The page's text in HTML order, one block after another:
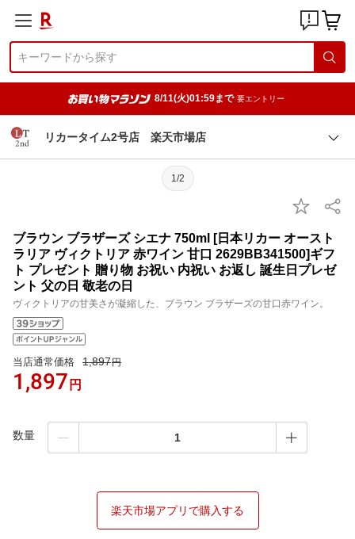
8/11(火)01:59まで 要エントリー
リカータイム2号店 楽天市場店
1/2
ブラウン ブラザーズ シエナ 750ml [日本リカー オースト
ラリア ヴィクトリア 赤ワイン 甘口 2629BB341500]ギフ
ト プレゼント 贈り物 お祝い 内祝い お返し 誕生日プレゼ
ント 父の日 敬老の日
ヴィクトリアの甘美さが凝縮した、ブラウン ブラザーズの甘口赤ワイン。
当店通常価格 1,897円
1,897 円
数量
楽天市場アプリで購入する